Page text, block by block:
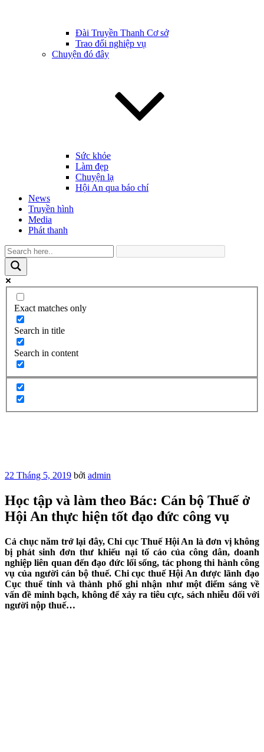
Đài Truyền Thanh Cơ sở
Trao đổi nghiệp vụ
Chuyện đó đây
Sức khỏe
Làm đẹp
Chuyện lạ
Hội An qua báo chí
News
Truyền hình
Media
Phát thanh
Exact matches only
Search in title
Search in content
Đăng
22 Tháng 5, 2019 bởi admin
Học tập và làm theo Bác: Cán bộ Thuế ở
Hội An thực hiện tốt đạo đức công vụ
Cả chục năm trở lại đây, Chi cục Thuế Hội An là đơn vị không
bị phát sinh đơn thư khiếu nại tố cáo của công dân, doanh
nghiệp liên quan đến đạo đức lối sống, tác phong thi hành công
vụ của người cán bộ thuế. Chi cục thuế Hội An được lãnh đạo
Cục thuế tỉnh và thành phố ghi nhận như một điểm sáng về
vấn đề minh bạch, không để xảy ra tiêu cực, sách nhiễu đối với
người nộp thuế…